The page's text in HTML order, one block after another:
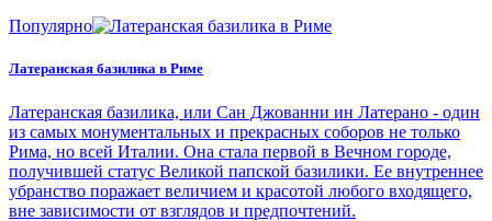
Популярно
Латеранская базилика в Риме
Латеранская базилика, или Сан Джованни ин Латерано - один
из самых монументальных и прекрасных соборов не только
Рима, но всей Италии. Она стала первой в Вечном городе,
получившей статус Великой папской базилики. Ее внутреннее
убранство поражает величием и красотой любого входящего,
вне зависимости от взглядов и предпочтений.